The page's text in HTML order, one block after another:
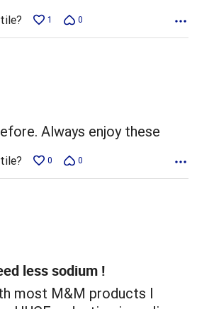
1 0
Always enjoy these
0 0
less sodium !
most M&M products I